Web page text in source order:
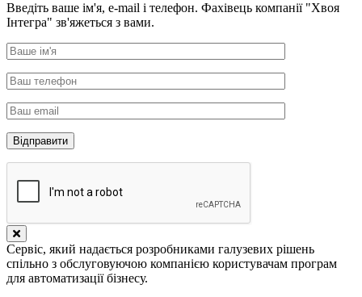
Введіть ваше ім'я, e-mail і телефон. Фахівець компанії "Хвоя
Інтегра" зв'яжеться з вами.
Сервіс, який надається розробниками галузевих рішень
спільно з обслуговуючою компанією користувачам програм
для автоматизації бізнесу.